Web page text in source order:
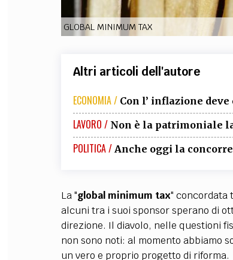
GLOBAL MINIMUM TAX
Altri articoli dell'autore
ECONOMIA / Con l’ inflazione
LAVORO / Non è la patrimoniale
POLITICA / Anche oggi la
La "global minimum tax" concordata
alcuni tra i suoi sponsor sperano di
direzione. Il diavolo, nelle questioni
non sono noti: al momento abbiamo
un vero e proprio progetto di riforma.